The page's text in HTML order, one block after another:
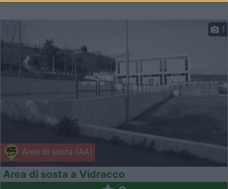
Area di sosta (AA)
1
Area di sosta a Vidracco